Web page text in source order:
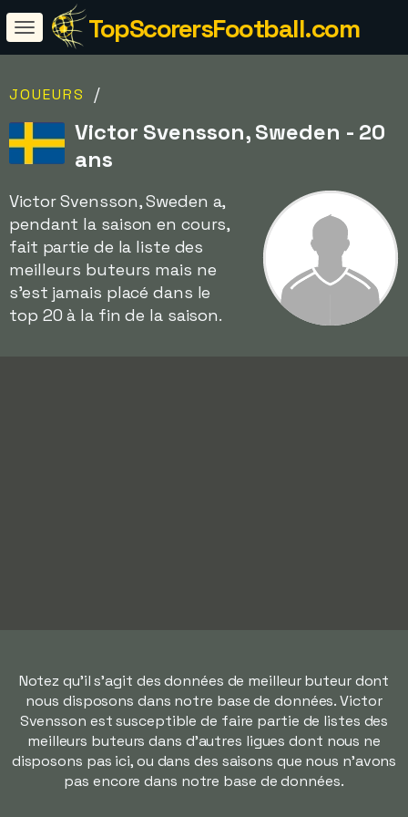
TopScorersFootball.com
JOUEURS /
Victor Svensson, Sweden - 20
ans
Victor Svensson, Sweden a,
pendant la saison en cours,
fait partie de la liste des
meilleurs buteurs mais ne
s'est jamais placé dans le
top 20 à la fin de la saison.
Notez qu'il s'agit des données de meilleur buteur dont
nous disposons dans notre base de données. Victor
Svensson est susceptible de faire partie de listes des
meilleurs buteurs dans d'autres ligues dont nous ne
disposons pas ici, ou dans des saisons que nous n'avons
pas encore dans notre base de données.